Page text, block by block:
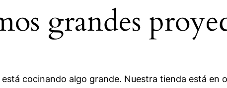
grandes
está cocinando algo grande. Nuestra tienda está en